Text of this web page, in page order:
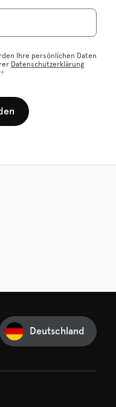
Ihre persönlichen Daten
Datenschutzerklärung
Deutschland